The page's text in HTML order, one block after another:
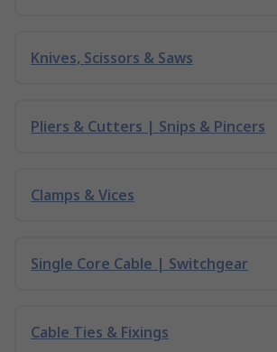
Knives, Scissors & Saws
Pliers & Cutters | Snips & Pincers
Clamps & Vices
Single Core Cable | Switchgear
Cable Ties & Fixings